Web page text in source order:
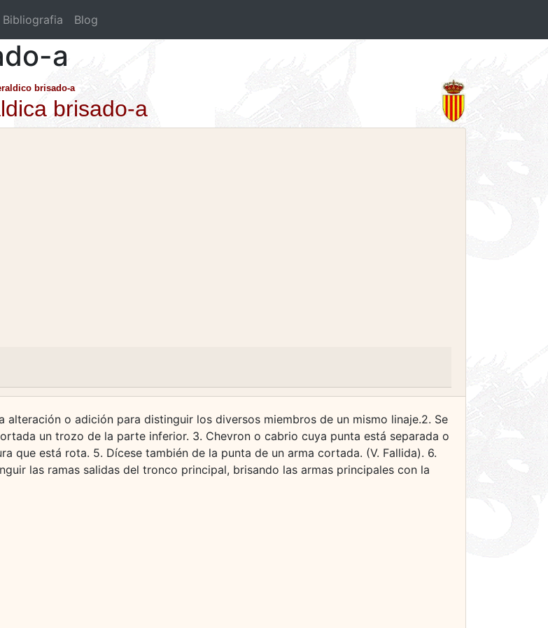
Bibliografia Blog
a
brisado-a
brisado-a
alteración o adición para distinguir los diversos miembros de un mismo linaje.2. Se
un trozo de la parte inferior. 3. Chevron o cabrio cuya punta está separada o
que está rota. 5. Dícese también de la punta de un arma cortada. (V. Fallida). 6.
las ramas salidas del tronco principal, brisando las armas principales con la